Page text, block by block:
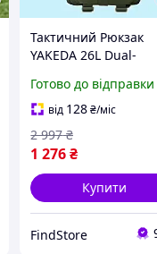
Тактичний Рюкзак
YAKEDA 26L Dual-
зручний і місткий для
спорту, подорожей і
туризму
Готово до відправки
від 128₴/міс
1 276₴
2 997 ₴
Купити
FindStore